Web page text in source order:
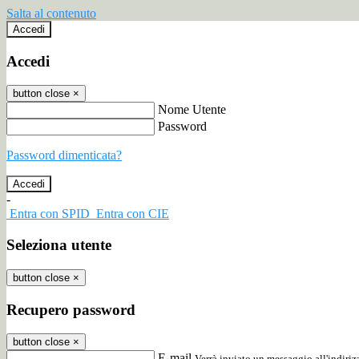
Salta al contenuto
Accedi
Accedi
button close ×
Nome Utente
Password
Password dimenticata?
-
Entra con SPID Entra con CIE
Seleziona utente
button close ×
Recupero password
button close ×